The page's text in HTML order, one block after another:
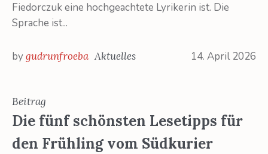
Fiedorczuk eine hochgeachtete Lyrikerin ist. Die
Sprache ist...
14. April 2026
bygudrunfroeba Aktuelles
Beitrag
Die fünf schönsten Lesetipps für
den Frühling vom Südkurier